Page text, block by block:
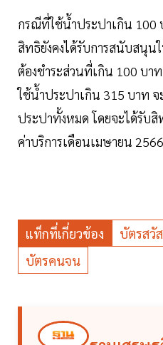
กรณีที่ใช้น้ำประปาเกิน 100
สิทธิยังคงได้รับการสนับสนุน
ต้องชำระส่วนที่เกิน 100 บา
ใช้น้ำประปาเกิน 315 บาท
ประปาทั้งหมด โดยจะได้รับ
ค่าบริการเดือนเมษายน
แท็กที่เกี่ยวข้อง บัตรสวั
บัตรคนจน